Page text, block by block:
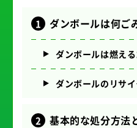
ダンボールは何ご
ダンボールは燃え
ダンボールのリサ
基本的な処分方法